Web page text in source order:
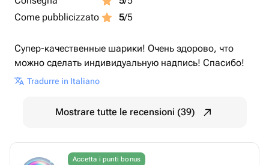
Come pubblicizzato
5/5
Супер-качественные шарики! Очень здорово, что
можно сделать индивидуальную надпись! Спасибо!
Tradurre in Italiano
Mostrare tutte le recensioni (39)
Accetta i punti bonus